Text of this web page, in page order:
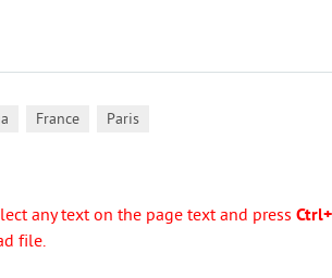
France Paris
any text on the page text and press
file.